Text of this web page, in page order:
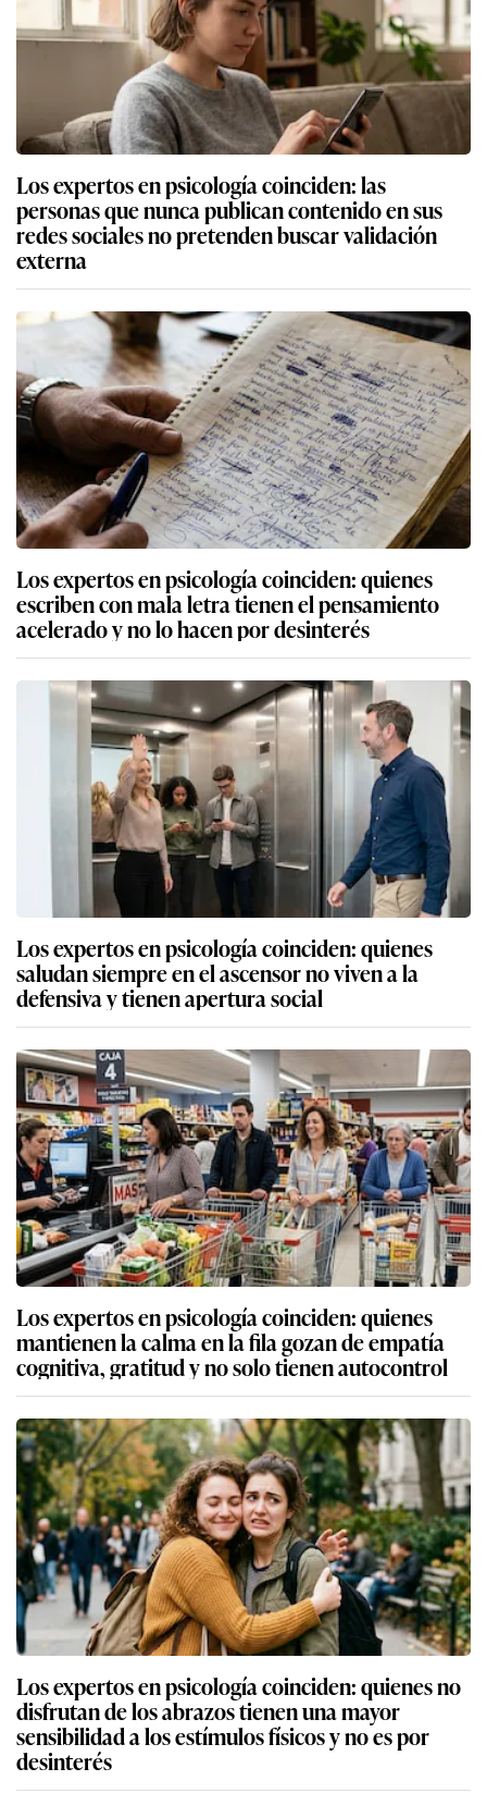
Los expertos en psicología coinciden: las
personas que nunca publican contenido en sus
redes sociales no pretenden buscar validación
externa
Los expertos en psicología coinciden: quienes
escriben con mala letra tienen el pensamiento
acelerado y no lo hacen por desinterés
Los expertos en psicología coinciden: quienes
saludan siempre en el ascensor no viven a la
defensiva y tienen apertura social
Los expertos en psicología coinciden: quienes
mantienen la calma en la fila gozan de empatía
cognitiva, gratitud y no solo tienen autocontrol
Los expertos en psicología coinciden: quienes no
disfrutan de los abrazos tienen una mayor
sensibilidad a los estímulos físicos y no es por
desinterés